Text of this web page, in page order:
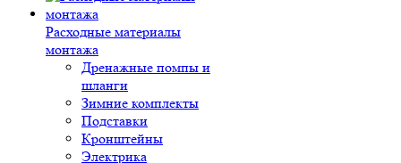
Расходные материалы
монтажа
Дренажные помпы и
шланги
Зимние комплекты
Подставки
Кронштейны
Электрика